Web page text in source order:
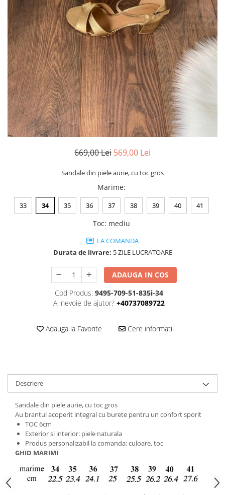
Posete
Rucsac
Plic
Saculet
Borsete
Visiniu
Maro
Albastru
669,00 Lei 569,00 Lei
Sandale din piele aurie, cu toc gros
Marime:
33 34 35 36 37 38 39 40 41
Toc: mediu
LA COMANDA
Durata de livrare: 5 ZILE LUCRATOARE
ADAUGA IN COS
Cod Produs: 9495-709-51-835i-34
Ai nevoie de ajutor? +40737089722
Adauga la Favorite Cere informatii
Descriere
Sandale din piele aurie, cu toc gros
Au brantul acoperit integral cu burete pentru un confort sporit
TOC 6cm
Exterior si interior: piele naturala
Produs personalizabil la comanda: culoare, toc
GHID MARIMI